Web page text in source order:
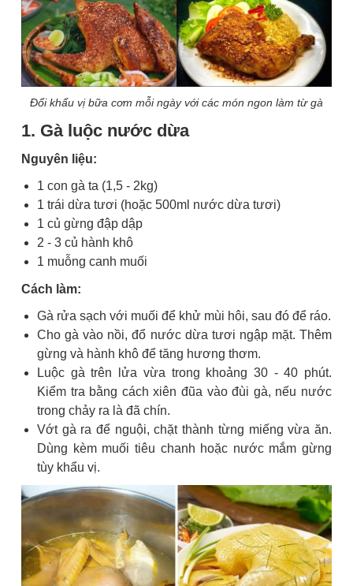
Đổi khẩu vị bữa cơm mỗi ngày với các món ngon làm từ gà
1. Gà luộc nước dừa
Nguyên liệu:
1 con gà ta (1,5 - 2kg)
1 trái dừa tươi (hoặc 500ml nước dừa tươi)
1 củ gừng đập dập
2 - 3 củ hành khô
1 muỗng canh muối
Cách làm:
Gà rửa sạch với muối để khử mùi hôi, sau đó để ráo.
Cho gà vào nồi, đổ nước dừa tươi ngập mặt. Thêm
gừng và hành khô để tăng hương thơm.
Luộc gà trên lửa vừa trong khoảng 30 - 40 phút.
Kiểm tra bằng cách xiên đũa vào đùi gà, nếu nước
trong chảy ra là đã chín.
Vớt gà ra để nguội, chặt thành từng miếng vừa ăn.
Dùng kèm muối tiêu chanh hoặc nước mắm gừng
tùy khẩu vị.